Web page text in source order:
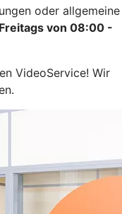
oder allgemeine
von 08:00 -
VideoService! Wir